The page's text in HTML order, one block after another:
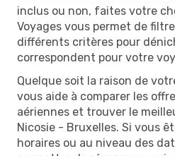
inclus ou non, faites votre
Voyages vous permet de
différents critères pour
correspondent pour votre
Quelque soit la raison de
vous aide à comparer les
aériennes et trouver le
Nicosie - Bruxelles. Si vous
horaires ou au niveau des